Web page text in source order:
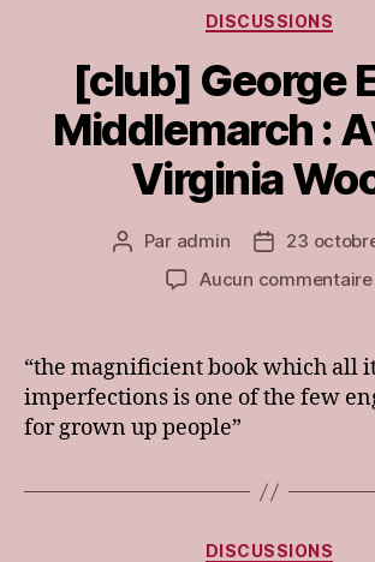
Catégories
DISCUSSIONS
[club] George
Middlemarch :
Virginia
Auteur
l’article
Par admin
Date
23
Aucun commentaire
“the magnificient book which all
imperfections is one of the few
for grown up people”
Catégories
DISCUSSIONS